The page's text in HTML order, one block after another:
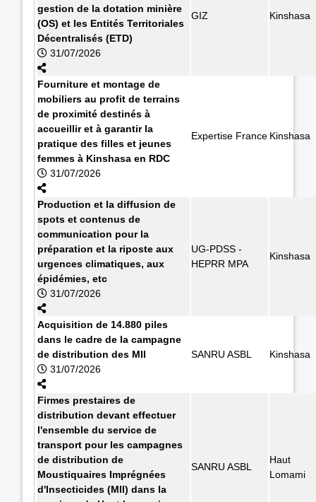
gestion de la dotation minière
(OS) et les Entités Territoriales
Décentralisés (ETD)
31/07/2026
GIZ Kinshasa
Fourniture et montage de
mobiliers au profit de terrains
de proximité destinés à
accueillir et à garantir la
pratique des filles et jeunes
femmes à Kinshasa en RDC
31/07/2026
Expertise France Kinshasa
Production et la diffusion de
spots et contenus de
communication pour la
préparation et la riposte aux
urgences climatiques, aux
épidémies, etc
31/07/2026
UG-PDSS -
HEPRR MPA
Kinshasa
Acquisition de 14.880 piles
dans le cadre de la campagne
de distribution des MII
31/07/2026
SANRU ASBL Kinshasa
Firmes prestaires de
distribution devant effectuer
l'ensemble du service de
transport pour les campagnes
de distribution de
Moustiquaires Imprégnées
d'Insecticides (MII) dans la
SANRU ASBL
Haut
Lomami